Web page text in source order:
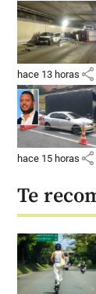
hace 13 horas share
hace 15 horas share
Te